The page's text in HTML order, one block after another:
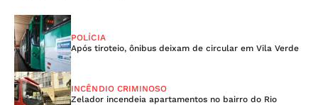
POLÍCIA
Após tiroteio, ônibus deixam de circular em Vila Verde
INCÊNDIO CRIMINOSO
Zelador incendeia apartamentos no bairro do Rio